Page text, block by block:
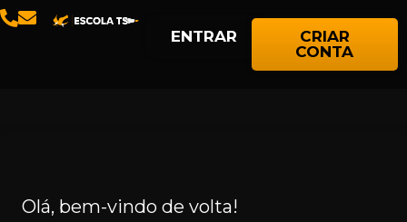
ENTRAR
CRIAR
CONTA
Olá, bem-vindo de volta!